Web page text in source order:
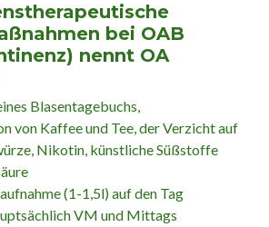
bei OAB
nennt OA
Blasentagebuchs,
von Kaffee und Tee, der Verzicht auf
Nikotin, künstliche Süßstoffe
(1-1,5l) auf den Tag
VM und Mittags